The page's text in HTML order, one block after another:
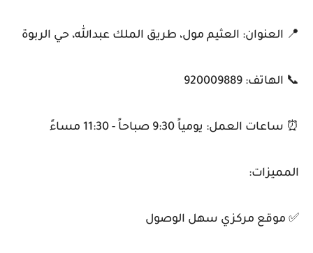
📍 العنوان: العثيم مول، طريق الملك عبدالله، حي الربوة
📞 الهاتف: 920009889
⏰ ساعات العمل: يومياً 9:30 صباحاً - 11:30 مساءً
المميزات:
✅ موقع مركزي سهل الوصول